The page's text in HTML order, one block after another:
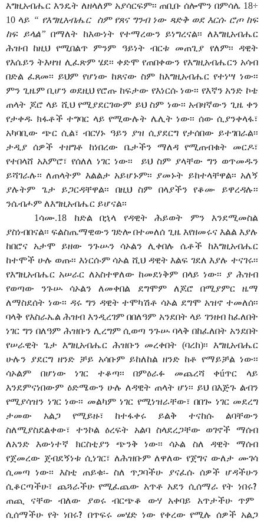
እግዚአብሔር እንዴት ለዘላለም አያሳርፍም፡፡ ጠቢቡ ሰሎሞን በምሳሌ 18÷
10 ላይ “ የእግዚአብሔር
ስም የጸና ግንብ ነው ጻድቅ ወደ እርሱ ሮጦ ከፍ
ከፍ ይላል” በማለት ከእውነት የተማረውን ይነግረናል፡፡ ለእግዚአብሔር
ሕዝብ ከዚህ የሚበልጥ ምንም ዓይነት ብርቱ መጠጊያ የለም፡፡ ዳዊት
የእሴይን ትእዛዝ ሊፈጽም ሄደ፡፡ ቀድሞ የጠበቀውን የእግዚአብሔርን አሳብ
በድል ፈጸመ፡፡ ይህም የሆነው ከጸናው ስም ከእግዚአብሔር የተነሣ ነው፡፡
ምን ጊዜም ቢሆን ወደዚህ የሮጡ ከፍታው የእነርሱ ነው፡፡ የእኛን አንድ ኮቴ
ጠላት ጆሮ ላይ ሺህ የሚያደርገውም ይህ ስም ነው፡፡ አብዛኛውን ጊዜ ቀን
የታቀዱ ክፋቶች ተግባር ላይ የሚውሉት ሌሊት ነው፡፡ ሰው ሲያንቀላፋ፣
አካባቢው ጭር ሲል፣ ብርሃኑ ዓይን ያዝ ሲያደርግ የታሰበው ይተገበራል፡፡
ታዲያ ሰዎች ተዘግቶ ከነበረው ቤታችን ማለዳ የሚጠብቁት መርዶ፣
የተበላሸ አእምሮ፣ የሰለለ ነገር ነው፡፡
ይህ ስም ያላቸው ግን ወጥመዱን
ይሻገራሉ፡፡ ለጠላትም እልልታ አይሆኑም፡፡ ያመኑት ይከተላቸዋል፡፡ አለኝ
ያሉትም ጌታ ይጋርዳቸዋል፡፡ በዚህ ስም በላያችን የቆሙ ይዋረዳሉ፡፡
ንሴብሖም ለእግዚአብሔር ይሆናል፡፡
1ሳሙ.18 ከድል በኋላ የዳዊት ሕይወት ምን እንደሚመስል
ያስነብበናል፡፡ ፍልስጤማዊውን ገድሎ በተመለሰ ጊዜ እየዘመሩና እልል እያሉ
ከበሮና አታሞ ይዘው ንጉሡን ሳኦልን ሊቀበሉ ሴቶች ከእግዚአብሔር
ከተሞች ሁሉ ወጡ፡፡ እነርሱም ሳኦል ሺህ ዳዊት እልፍ ገደለ እያሉ ተናገሩ፡፡
የእግዚአብሔር አሠራር ለአስተዋለው ከመደነቅም በላይ ነው፡፡ ያ ሕዝብ
የወጣው ንጉሡ ሳኦልን ለመቀበል ደግሞም ለጆሮ በሚያምር ዜማ
ለማስደሰት ነው፡፡ ዳሩ ግን ዳዊት ተሞካሽቶ ሳኦል ደግሞ አዝኖ ተመለሰ፡፡
ባላቅ የእስራኤል ሕዝብ እንዲረገም በበለዓም አንደበት ላይ ገንዘብ ከፈለበት
ነገር ግን በለዓም ሕዝቡን ሊረግም ሲወጣ ንጉሡ ባላቅ በከፈለበት አንደበት
የሠራዊት ጌታ እግዚአብሔር ሕዝቡን መረቀበት (ባረከ)፡፡ እግዚአብሔር
ሁሉን ያደርግ ዘንድ ቻይ አሳቡም ይከለከል ዘንድ ከቶ የማይቻል ነው፡፡
ሳኦልም በሆነው ነገር ተቆጣ፡፡ በምዕራፉ መጨረሻ ቀúጥር ላይ
እንደምናነበውም ዕድሜውን ሁሉ ለዳዊት ጠላት ሆነ፡፡ ይህ በእጅጉ ልብን
የሚያሳዝን ነገር ነው፡፡ መልካም ነገር የሚነዝራቸው፣ በበጐ ነገር መደረግ
ታመው አልጋ የሚይዙ፣ ከተፋቀሩ ይልቅ ተናከሱ ልባቸውን
ስለሚያስደልቀው፣ ተንኮል ዕረፍት አልባ ስላደረጋቸው ወገኖች ማሰብ
ለአንድ እውነተኛ ክርስቲያን ጭንቅ ነው፡፡ ሳኦል ስለ ዳዊት ማሰብ
የጀመረው ጀብደኝነቱ ሲነገር፣ ለሕዝቡም ለዋለው የጀግና ውለታ ሙገሳ
ሲመጣ ነው፡፡ እስቲ ጠይቁ፡- ስለ ጥጋባችሁ ያናፈሱ ሰዎች ሆዳችሁን
ሲቆርጣችሁ፣ ጨጓራችሁ የሚፈጨው አጥቶ አደን ሲሰማራ የት ነበሩ?
ጠጪ ናቸው ብለው ያወሩ ብርጭቆ ውሃ አቀባይ አጥታችሁ ጥም
ሲሰማችሁ የት ነበሩ? በጥፍሩ መሄድ ነው የቀረው የሚሉ ሰዎች አልጋ